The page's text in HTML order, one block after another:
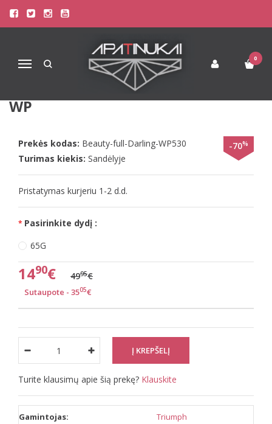
Navigacija
0
Pagrindinis Liemenėlės
Triumph Liemenėlės
TRIUMPH 65E PERSIKO SPALVOS
LIEMENĖLĖ BEAUTY-FULL DARLING
WP
-70%
Prekės kodas: Beauty-full-Darling-WP530
Turimas kiekis: Sandėlyje
Pristatymas kurjeriu 1-2 d.d.
Pasirinkite dydį :
65G
1490€ 4995€
Sutaupote - 3505€
Turite klausimų apie šią prekę? Klauskite
Gamintojas: Triumph